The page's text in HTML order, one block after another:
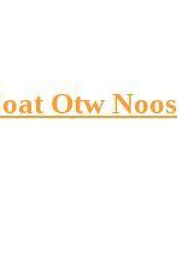
Otw Noos